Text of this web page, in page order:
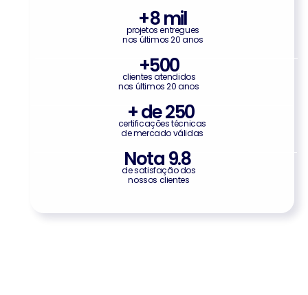
projetos entregues
nos últimos 20 anos
+8 mil
clientes atendidos
nos últimos 20 anos
+500
certificações técnicas
de mercado válidas
+ de 250
de satisfação dos
nossos clientes
Nota 9.8